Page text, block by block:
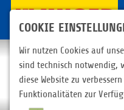
COOKIE
Wir nutzen Cookies auf
sind technisch notwendig,
diese Website zu
Funktionalitäten zur